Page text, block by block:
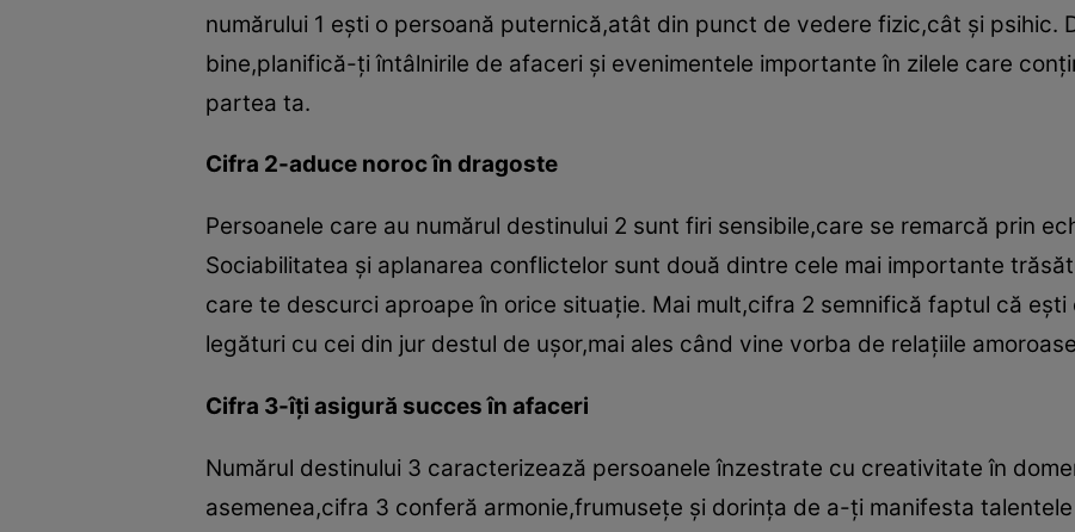
numărului 1 eşti o persoană puternică,atât din punct de vedere fizic,cât şi psihic.
bine,planifică-ţi întâlnirile de afaceri şi evenimentele importante în zilele care
partea ta.
Cifra 2-aduce noroc în dragoste
Persoanele care au numărul destinului 2 sunt firi sensibile,care se remarcă prin
Sociabilitatea şi aplanarea conflictelor sunt două dintre cele mai importante
care te descurci aproape în orice situaţie. Mai mult,cifra 2 semnifică faptul că eşti
legături cu cei din jur destul de uşor,mai ales când vine vorba de relaţiile
Cifra 3-îţi asigură succes în afaceri
Numărul destinului 3 caracterizează persoanele înzestrate cu creativitate în
asemenea,cifra 3 conferă armonie,frumuseţe şi dorinţa de a-ţi manifesta